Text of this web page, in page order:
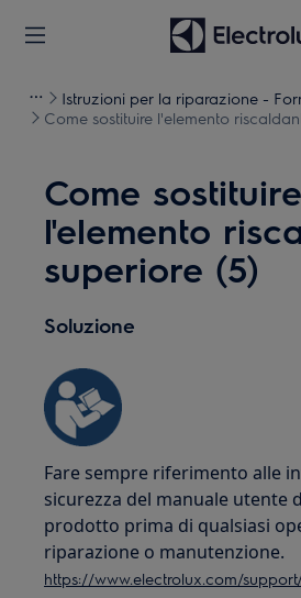
Istruzioni per la riparazione -
Come sostituire l'elemento
Come sostituire
l'elemento
superiore (5)
Soluzione
Fare sempre riferimento alle
sicurezza del manuale utente
prodotto prima di qualsiasi
riparazione o manutenzione.
https://www.electrolux.com/